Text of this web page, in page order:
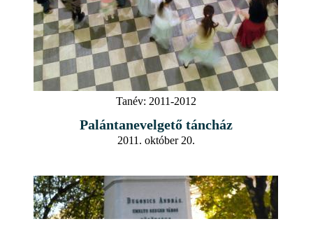
Tanév: 2011-2012
Palántanevelgető táncház
2011. október 20.